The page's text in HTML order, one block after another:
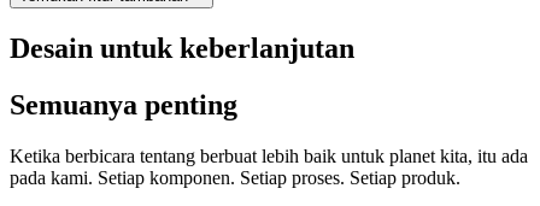
Desain untuk keberlanjutan
Semuanya penting
Ketika berbicara tentang berbuat lebih baik untuk planet kita, itu ada
pada kami. Setiap komponen. Setiap proses. Setiap produk.